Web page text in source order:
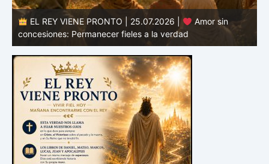
EL REY VIENE PRONTO | 24.07.2026 |
Valor para
defender la verdad: Permanecer fieles en tiempos de
confusión